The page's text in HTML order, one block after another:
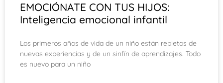
EMOCIÓNATE CON TUS HIJOS:
Inteligencia emocional infantil
Los primeros años de vida de un niño están repletos de
nuevas experiencias y de un sinfín de aprendizajes. Todo
es nuevo para un niño